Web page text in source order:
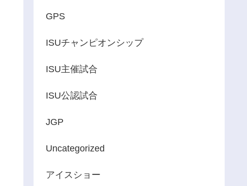
GPS
ISUチャンピオンシップ
ISU主催試合
ISU公認試合
JGP
Uncategorized
アイスショー